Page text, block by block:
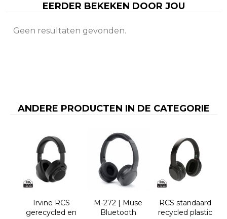
EERDER BEKEKEN DOOR JOU
Geen resultaten gevonden.
ANDERE PRODUCTEN IN DE CATEGORIE
Irvine RCS
gerecycled en
M-272 | Muse
Bluetooth
RCS standaard
recycled plastic